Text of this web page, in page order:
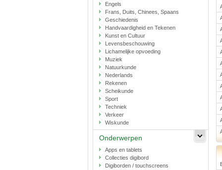
Engels
Frans, Duits, Chinees, Spaans
Geschiedenis
Handvaardigheid en Tekenen
Kunst en Cultuur
Levensbeschouwing
Lichamelijke opvoeding
Muziek
Natuurkunde
Nederlands
Rekenen
Scheikunde
Sport
Techniek
Verkeer
Wiskunde
Onderwerpen
Apps en tablets
Collecties digibord
Digiborden / touchscreens